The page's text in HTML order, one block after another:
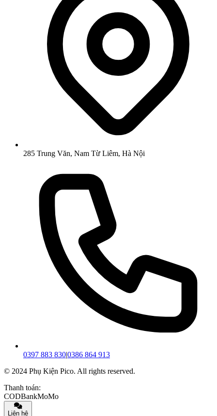
285 Trung Văn, Nam Từ Liêm, Hà Nội
0397 883 830|0386 864 913
© 2024 Phụ Kiện Pico. All rights reserved.
Thanh toán:
CODBankMoMo
Liên hệ